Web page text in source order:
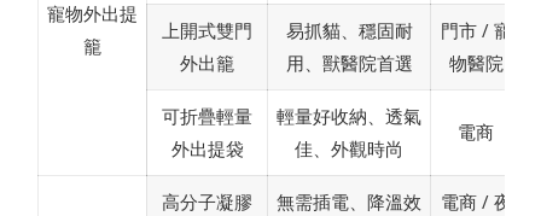
寵物外出提
籠
上開式雙門
外出籠
易抓貓、穩固耐
用、獸醫院首選
門市 / 寵
物醫院
可折疊輕量
外出提袋
輕量好收納、透氣
佳、外觀時尚
電商
高分子凝膠
無需插電、降溫效
電商 / 夜